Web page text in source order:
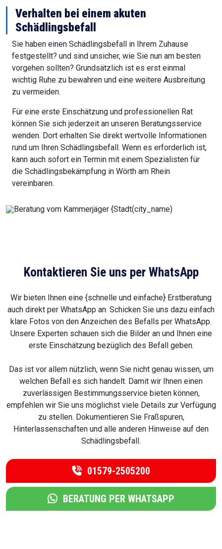
Verhalten bei einem akuten
Schädlingsbefall
Sie haben einen Schädlingsbefall in Ihrem Zuhause
festgestellt? und sind unsicher, wie Sie nun am besten
vorgehen sollten? Grundsätzlich ist es erst einmal
wichtig Ruhe zu bewahren und eine weitere Ausbreitung
zu vermeiden.
Für eine erste Einschätzung und professionellen Rat
können Sie sich jederzeit an unseren Beratungsservice
wenden. Dort erhalten Sie direkt wertvolle Informationen
rund um Ihren Schädlingsbefall. Wenn es erforderlich ist,
kann auch sofort ein Termin mit einem Spezialisten für
die Schädlingsbekämpfung in Wörth am Rhein
vereinbaren.
Kontaktieren Sie uns per WhatsApp
Wir bieten Ihnen eine {schnelle und einfache} Erstberatung
auch direkt per WhatsApp an. Schicken Sie uns dazu einfach
klare Fotos von den Anzeichen des Befalls per WhatsApp.
Unsere Experten schauen sich die Bilder an und Ihnen eine
erste Einschätzung bezüglich des Befall geben.
Das ist vor allem nützlich, wenn Sie nicht genau wissen, um
welchen Befall es sich handelt. Damit wir Ihnen einen
zuverlässigen Bestimmungsservice bieten können,
empfehlen wir Sie uns möglichst viele Details zur Verfügung
zu stellen. Dokumentieren Sie Fraßspuren,
Hinterlassenschaften und alle anderen Hinweise auf den
Schädlingsbefall.
01579-2505200
BERATUNG PER WHATSAPP